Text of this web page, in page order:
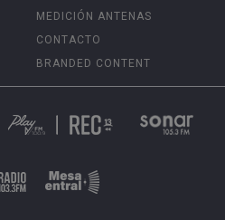
MEDICIÓN ANTENAS
CONTACTO
BRANDED CONTENT